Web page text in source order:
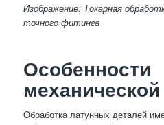
Изображение: Токарная
точного фитинга
Особенности
Обработка латунных деталей